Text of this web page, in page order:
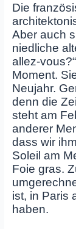
Die
Aber auch
niedliche
allez-
Moment.
Neujahr.
denn die
steht am
anderer
dass wir
Soleil am
Foie gras.
ist, in Paris
haben.